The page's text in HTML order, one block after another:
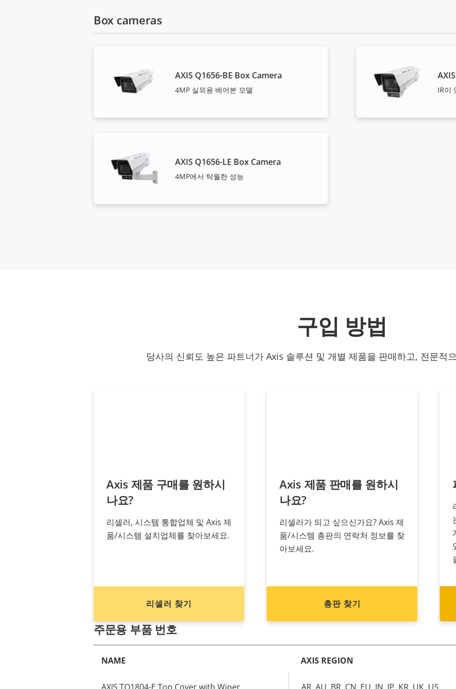
Box cameras
AXIS Q1656-BE Box Camera
4MP 실외용 베어본 모델 IR이
AXIS Q1656-LE Box Camera
4MP에서 탁월한 성능
구입 방법
당사의 신뢰도 높은 파트너가 Axis 솔루션 및 개별 제품을 판매하고, 전문적
Axis 제품 구매를 원하시
나요?
리셀러, 시스템 통합업체 및 Axis 제
품/시스템 설치업체를 찾아보세요.
리셀러 찾기
Axis 제품 판매를 원하시
나요?
리셀러가 되고 싶으신가요? Axis 제
품/시스템 총판의 연락처 정보를 찾
아보세요.
총판 찾기
주문용 부품 번호
NAME AXIS REGION